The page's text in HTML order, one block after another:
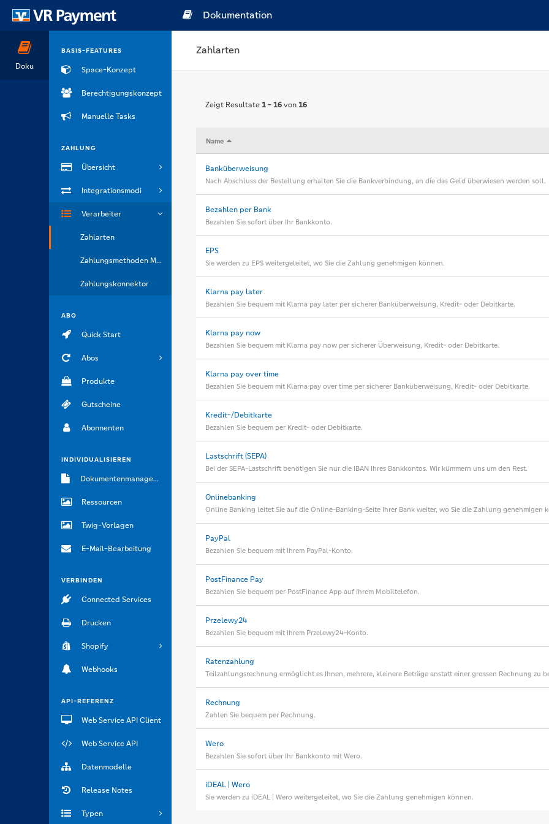
Doku
BASIS-FEATURES
Space-Konzept
Berechtigungskonzept
Manuelle Tasks
ZAHLUNG
Übersicht
Integrationsmodi
Verarbeiter
Zahlarten
Zahlungsmethoden Marken
Zahlungskonnektor
ABO
Quick Start
Abos
Produkte
Gutscheine
Abonnenten
INDIVIDUALISIEREN
Dokumentenmanagement
Ressourcen
Twig-Vorlagen
E-Mail-Bearbeitung
VERBINDEN
Connected Services
Drucken
Shopify
Webhooks
API-REFERENZ
Web Service API Client
Web Service API
Datenmodelle
Release Notes
Typen
Dokumentation
Zahlarten
Zeigt Resultate1 - 16von16
Banküberweisung
Nach Abschluss der Bestellung erhalten Sie die Bankverbindung, an die das Geld überwiesen werden soll.
Bezahlen per Bank
Bezahlen Sie sofort über Ihr Bankkonto.
EPS
Sie werden zu EPS weitergeleitet, wo Sie die Zahlung genehmigen können.
Klarna pay later
Bezahlen Sie bequem mit Klarna pay later per sicherer Banküberweisung, Kredit- oder Debitkarte.
Klarna pay now
Bezahlen Sie bequem mit Klarna pay now per sicherer Überweisung, Kredit- oder Debitkarte.
Klarna pay over time
Bezahlen Sie bequem mit Klarna pay over time per sicherer Banküberweisung, Kredit- oder Debitkarte.
Kredit-/Debitkarte
Bezahlen Sie bequem per Kredit- oder Debitkarte.
Lastschrift (SEPA)
Bei der SEPA-Lastschrift benötigen Sie nur die IBAN Ihres Bankkontos. Wir kümmern uns um den Rest.
Onlinebanking
Online Banking leitet Sie auf die Online-Banking-Seite Ihrer Bank weiter, wo Sie die Zahlung genehmigen
PayPal
Bezahlen Sie bequem mit Ihrem PayPal-Konto.
PostFinance Pay
Bezahlen Sie bequem per PostFinance App auf ihrem Mobiltelefon.
Przelewy24
Bezahlen Sie bequem mit Ihrem Przelewy24-Konto.
Ratenzahlung
Teilzahlungsrechnung ermöglicht es Ihnen, mehrere, kleinere Beträge anstatt einer grossen Rechnung zu
Rechnung
Zahlen Sie bequem per Rechnung.
Wero
Bezahlen Sie sofort über Ihr Bankkonto mit Wero.
iDEAL | Wero
Sie werden zu iDEAL | Wero weitergeleitet, wo Sie die Zahlung genehmigen können.
Name